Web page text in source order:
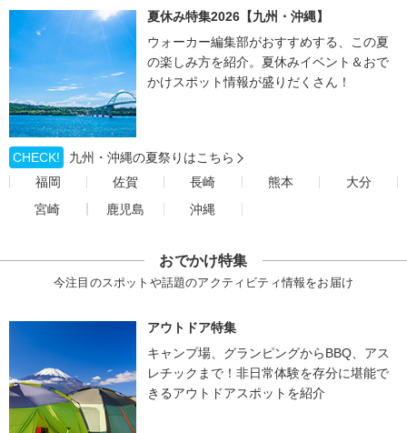
夏休み特集2026【九州・沖縄】
ウォーカー編集部がおすすめする、この夏
の楽しみ方を紹介。夏休みイベント＆おで
かけスポット情報が盛りだくさん！
CHECK!
九州・沖縄の夏祭りはこちら
福岡
佐賀 長崎 熊本
大分
宮崎
鹿児島 沖縄
おでかけ特集
今注目のスポットや話題のアクティビティ情報をお届け
アウトドア特集
キャンプ場、グランピングからBBQ、アス
レチックまで！非日常体験を存分に堪能で
きるアウトドアスポットを紹介